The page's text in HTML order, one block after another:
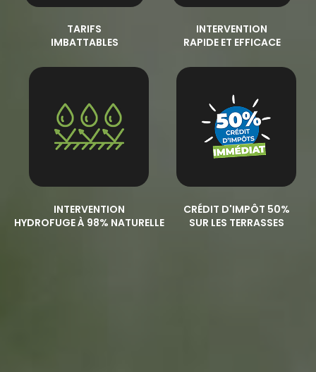
TARIFS
IMBATTABLES
INTERVENTION
RAPIDE ET EFFICACE
INTERVENTION
HYDROFUGE À 98% NATURELLE
CRÉDIT D'IMPÔT 50%
SUR LES TERRASSES